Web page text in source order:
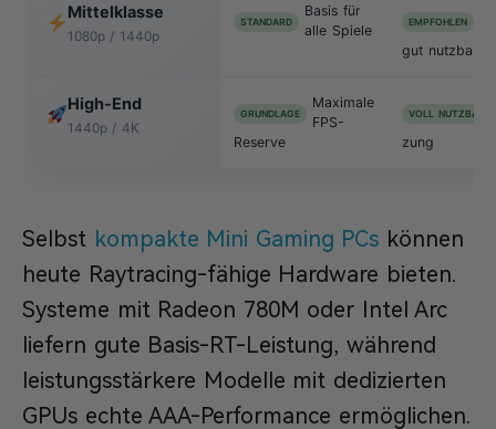
Mittelklasse
1080p / 1440p
STANDARD
Basis für
alle Spiele
EMPFOHLEN
gut nutzbar
High-End
1440p / 4K
GRUNDLAGE
Maximale
FPS-
Reserve
VOLL NUTZBAR
zung
Selbst kompakte Mini Gaming PCs können
heute Raytracing-fähige Hardware bieten.
Systeme mit Radeon 780M oder Intel Arc
liefern gute Basis-RT-Leistung, während
leistungsstärkere Modelle mit dedizierten
GPUs echte AAA-Performance ermöglichen.